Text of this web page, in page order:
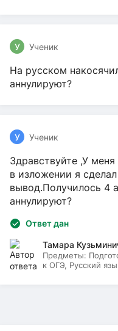
У Ученик
На русском
аннулируют?
У Ученик
Здравствуйте ,У
в изложении я
вывод.Получилось 4
аннулируют?
Ответ дан
Тамара
Предметы:
к ОГЭ, Русский